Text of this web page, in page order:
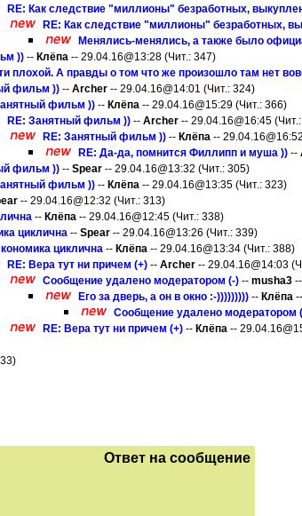
RE: Как следствие "миллионы" безработных,
RE: Как следствие "миллионы" безработных,
Менялись-менялись, а также было
)) -- Клёпа -- 29.04.16@13:28 (Чит.: 347)
плохой. А правды о том что же произошло там нет
фильм )) -- Archer -- 29.04.16@14:01 (Чит.: 324)
фильм )) -- Клёпа -- 29.04.16@15:29 (Чит.: 366)
RE: Занятный фильм )) -- Archer -- 29.04.16@16:45
RE: Занятный фильм )) -- Клёпа --
RE: Да-да, помнится Филлипп и муша )) --
фильм )) -- Spear -- 29.04.16@13:32 (Чит.: 305)
фильм )) -- Клёпа -- 29.04.16@13:35 (Чит.: 323)
-- 29.04.16@12:32 (Чит.: 313)
-- Клёпа -- 29.04.16@12:45 (Чит.: 338)
циклична -- Spear -- 29.04.16@13:26 (Чит.: 339)
циклична -- Клёпа -- 29.04.16@13:34 (Чит.: 388)
RE: Вера тут ни причем (+) -- Archer -- 29.04.16@14:03
Сообщение удалено модератором (-) -- musha3
Его за дверь, а он в окно :-))))))))) -- Клёпа
Сообщение удалено модератором
RE: Вера тут ни причем (+) -- Клёпа --
Ответ на сообщение